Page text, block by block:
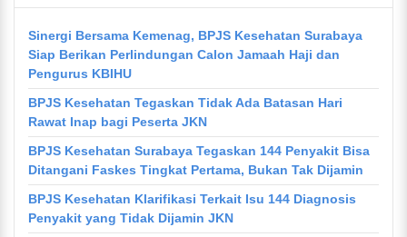
Sinergi Bersama Kemenag, BPJS Kesehatan Surabaya
Siap Berikan Perlindungan Calon Jamaah Haji dan
Pengurus KBIHU
BPJS Kesehatan Tegaskan Tidak Ada Batasan Hari
Rawat Inap bagi Peserta JKN
BPJS Kesehatan Surabaya Tegaskan 144 Penyakit Bisa
Ditangani Faskes Tingkat Pertama, Bukan Tak Dijamin
BPJS Kesehatan Klarifikasi Terkait Isu 144 Diagnosis
Penyakit yang Tidak Dijamin JKN